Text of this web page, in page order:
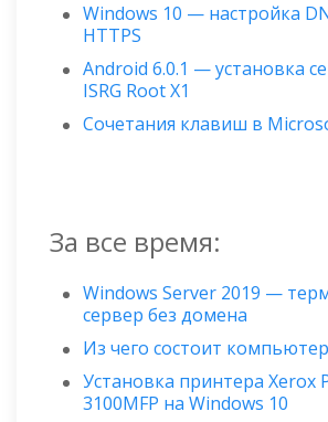
Windows 10 — настройка
HTTPS
Android 6.0.1 — установка
ISRG Root X1
Сочетания клавиш в
За все время:
Windows Server 2019 —
сервер без домена
Из чего состоит
Установка принтера Xerox
3100MFP на Windows 10